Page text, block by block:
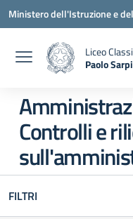
Vai ai contenuti
Vai al menu di navigazione
Vai al footer
Ministero dell'Istruzione e
Liceo
Paolo Sarpi
Controlli e
FILTRI